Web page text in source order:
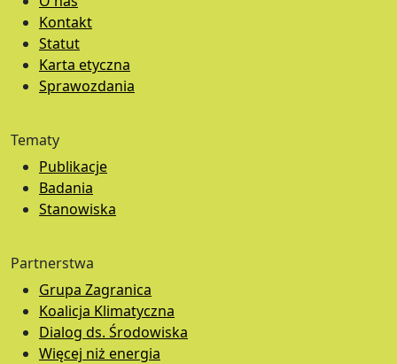
Kontakt
Statut
Karta etyczna
Sprawozdania
Tematy
Publikacje
Badania
Stanowiska
Partnerstwa
Grupa Zagranica
Koalicja Klimatyczna
Dialog ds. Środowiska
Więcej niż energia